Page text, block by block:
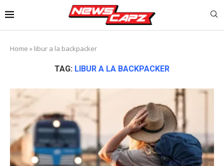
Home » libur a la backpacker
TAG: LIBUR A LA BACKPACKER